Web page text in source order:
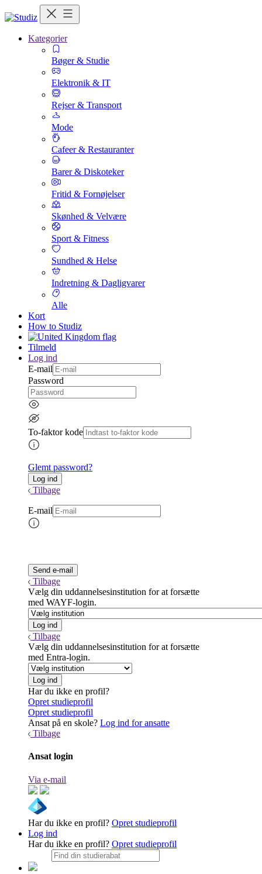
Kategorier
Bøger & Studie
Elektronik & IT
Rejser & Transport
Mode
Cafeer & Restauranter
Barer & Diskoteker
Fritid & Fornøjelser
Skønhed & Velvære
Sport & Fitness
Sundhed & Helse
Indretning & Dagligvarer
Alle
Kort
How to Studiz
Tilmeld
Log ind
E-mail
Password
To-faktor kode
Glemt password?
Tilbage
E-mail
Tilbage
Vælg din uddannelsesinstitution for at forsætte
med WAYF-login.
Tilbage
Vælg din uddannelsesinstitution for at forsætte
med Entra-login.
Har du ikke en profil?
Opret studieprofil
Opret studieprofil
Ansat på en skole? Log ind for ansatte
Tilbage
Ansat login
Via e-mail
Har du ikke en profil? Opret studieprofil
Log ind
Har du ikke en profil? Opret studieprofil